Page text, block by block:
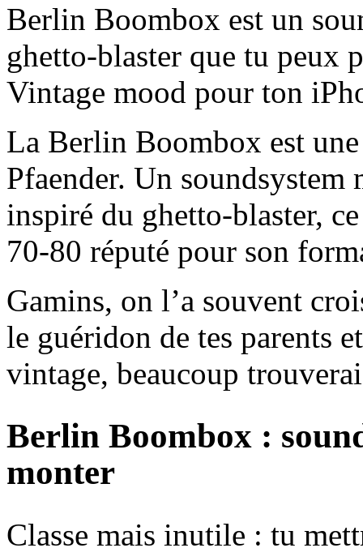
Berlin Boombox est un
ghetto-blaster que tu peux
Vintage mood pour ton
La Berlin Boombox est
Pfaender. Un
inspiré du ghetto-blaster,
70-80 réputé pour son
Gamins, on l’a souvent
le guéridon de tes parents
vintage, beaucoup
Berlin Boombox :
monter
Classe mais inutile : tu